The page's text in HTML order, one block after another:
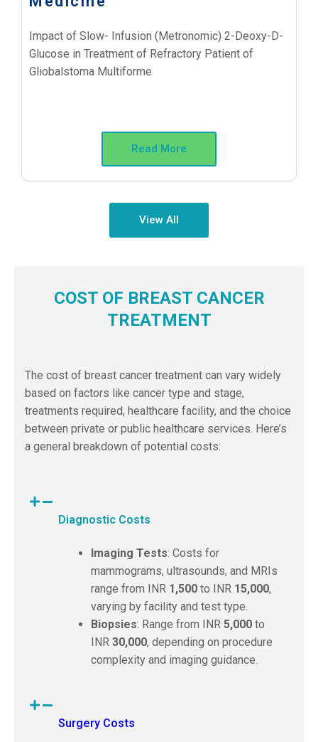
Impact of Slow- Infusion (Metronomic) 2-Deoxy-D-
Glucose in Treatment of Refractory Patient of
Gliobalstoma Multiforme
Read More
View All
COST OF BREAST CANCER
TREATMENT
The cost of breast cancer treatment can vary widely
based on factors like cancer type and stage,
treatments required, healthcare facility, and the choice
between private or public healthcare services. Here’s
a general breakdown of potential costs:
Diagnostic Costs
Imaging Tests: Costs for
mammograms, ultrasounds, and MRIs
range from INR 1,500 to INR 15,000,
varying by facility and test type.
Biopsies: Range from INR 5,000 to
INR 30,000, depending on procedure
complexity and imaging guidance.
Surgery Costs